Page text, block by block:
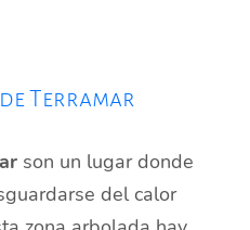
Terramar
son un lugar donde
del calor